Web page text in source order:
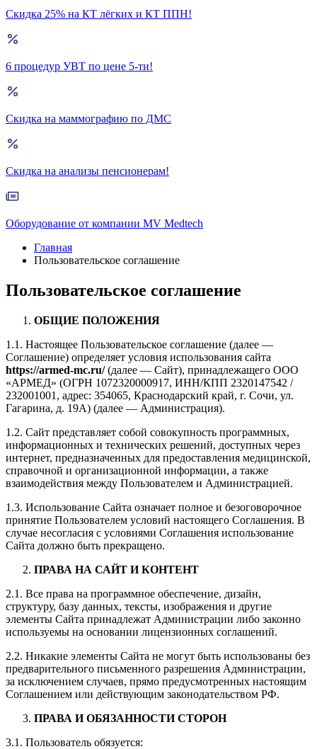
Скидка 25% на КТ лёгких и КТ ППН!
6 процедур УВТ по цене 5-ти!
Скидка на маммографию по ДМС
Скидка на анализы пенсионерам!
Оборудование от компании MV Medtech
Главная
Пользовательское соглашение
Пользовательское соглашение
ОБЩИЕ ПОЛОЖЕНИЯ
1.1. Настоящее Пользовательское соглашение (далее —
Соглашение) определяет условия использования сайта
https://armed-mc.ru/(далее — Сайт), принадлежащего ООО
«АРМЕД» (ОГРН 1072320000917, ИНН/КПП 2320147542 /
232001001, адрес: 354065, Краснодарский край, г. Сочи, ул.
Гагарина, д. 19А) (далее — Администрация).
1.2. Сайт представляет собой совокупность программных,
информационных и технических решений, доступных через
интернет, предназначенных для предоставления медицинской,
справочной и организационной информации, а также
взаимодействия между Пользователем и Администрацией.
1.3. Использование Сайта означает полное и безоговорочное
принятие Пользователем условий настоящего Соглашения. В
случае несогласия с условиями Соглашения использование
Сайта должно быть прекращено.
ПРАВА НА САЙТ И КОНТЕНТ
2.1. Все права на программное обеспечение, дизайн,
структуру, базу данных, тексты, изображения и другие
элементы Сайта принадлежат Администрации либо законно
используемы на основании лицензионных соглашений.
2.2. Никакие элементы Сайта не могут быть использованы без
предварительного письменного разрешения Администрации,
за исключением случаев, прямо предусмотренных настоящим
Соглашением или действующим законодательством РФ.
ПРАВА И ОБЯЗАННОСТИ СТОРОН
3.1. Пользователь обязуется: